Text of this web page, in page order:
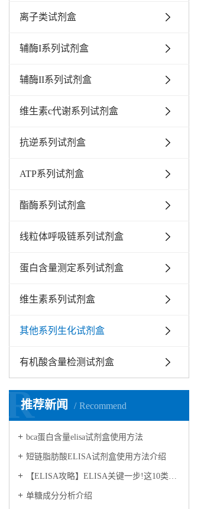
离子类试剂盒
辅酶I系列试剂盒
辅酶II系列试剂盒
维生素c代谢系列试剂盒
抗逆系列试剂盒
ATP系列试剂盒
酯酶系列试剂盒
线粒体呼吸链系列试剂盒
蛋白含量测定系列试剂盒
维生素系列试剂盒
其他系列生化试剂盒
有机酸含量检测试剂盒
推荐新闻 Recommend
R
bca蛋白含量elisa试剂盒使用方法
短链脂肪酸ELISA试剂盒使用方法介绍
【ELISA攻略】ELISA关键一步!这10类样品要如何处理?
​单糖成分分析介绍